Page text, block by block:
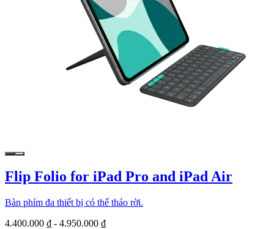
Flip Folio for iPad Pro and iPad Air
Bàn phím đa thiết bị có thể tháo rời.
4.400.000 ₫ - 4.950.000 ₫